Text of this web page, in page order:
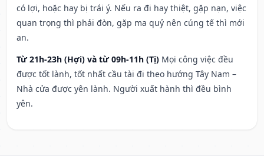
có lợi, hoặc hay bị trái ý. Nếu ra đi hay thiệt, gặp nạn, việc
quan trọng thì phải đòn, gặp ma quỷ nên cúng tế thì mới
an.
Từ 21h-23h (Hợi) và từ 09h-11h (Tị) Mọi công việc đều
được tốt lành, tốt nhất cầu tài đi theo hướng Tây Nam –
Nhà cửa được yên lành. Người xuất hành thì đều bình
yên.